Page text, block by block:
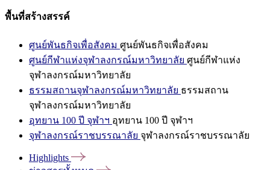
พื้นที่สร้างสรรค์
ศูนย์พันธกิจเพื่อสังคม ศูนย์พันธกิจเพื่อสังคม
ศูนย์กีฬาแห่งจุฬาลงกรณ์มหาวิทยาลัย ศูนย์กีฬาแห่ง
จุฬาลงกรณ์มหาวิทยาลัย
ธรรมสถานจุฬาลงกรณ์มหาวิทยาลัย ธรรมสถาน
จุฬาลงกรณ์มหาวิทยาลัย
อุทยาน 100 ปี จุฬาฯ อุทยาน 100 ปี จุฬาฯ
จุฬาลงกรณ์ราชบรรณาลัย จุฬาลงกรณ์ราชบรรณาลัย
Highlights